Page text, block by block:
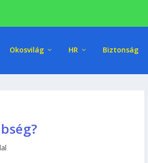
Okosvilág HR Biztonság